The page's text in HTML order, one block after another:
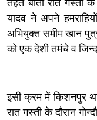
तहत बीती रात गस्ती के
यादव ने अपने
अभियुक्त समीम खान
को एक देशी तमंचे व
इसी क्रम में किशनपुर
रात गस्ती के दौरान